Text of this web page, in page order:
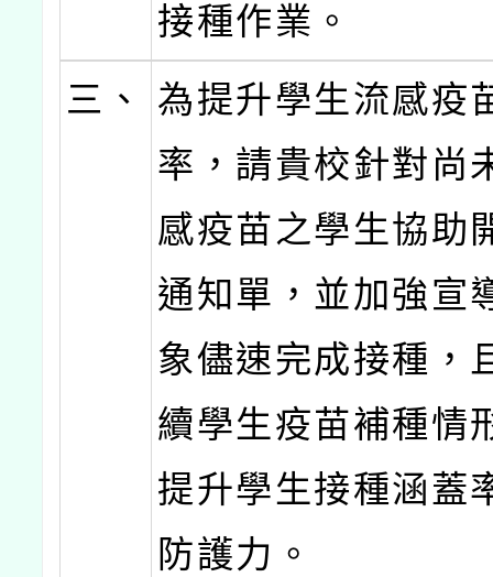
接種作業。
三、
為提升學生流感疫
率，請貴校針對尚
感疫苗之學生協助
通知單，並加強宣
象儘速完成接種，
續學生疫苗補種情
提升學生接種涵蓋
防護力。